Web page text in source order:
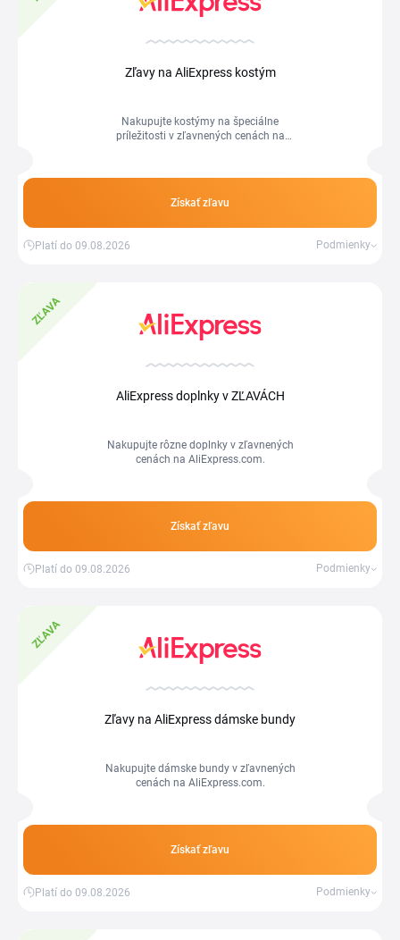
Zľavy na AliExpress kostým
Nakupujte kostýmy na špeciálne
príležitosti v zľavnených cenách na
Získať zľavu
Platí do 09.08.2026 Podmienky
ZĽAVA
AliExpress doplnky v ZĽAVÁCH
Nakupujte rôzne doplnky v zľavnených
cenách na AliExpress.com.
Získať zľavu
Platí do 09.08.2026 Podmienky
ZĽAVA
Zľavy na AliExpress dámske bundy
Nakupujte dámske bundy v zľavnených
cenách na AliExpress.com.
Získať zľavu
Platí do 09.08.2026 Podmienky